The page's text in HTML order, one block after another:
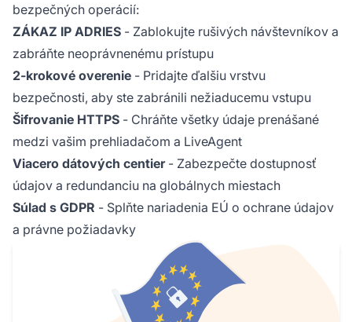
bezpečných operácií:
ZÁKAZ IP ADRIES - Zablokujte rušivých návštevníkov a
zabráňte neoprávnenému prístupu
2-krokové overenie - Pridajte ďalšiu vrstvu
bezpečnosti, aby ste zabránili nežiaducemu vstupu
Šifrovanie HTTPS - Chráňte všetky údaje prenášané
medzi vašim prehliadačom a LiveAgent
Viacero dátových centier- Zabezpečte dostupnosť
údajov a redundanciu na globálnych miestach
Súlad s GDPR - Splňte nariadenia EÚ o ochrane údajov
a právne požiadavky